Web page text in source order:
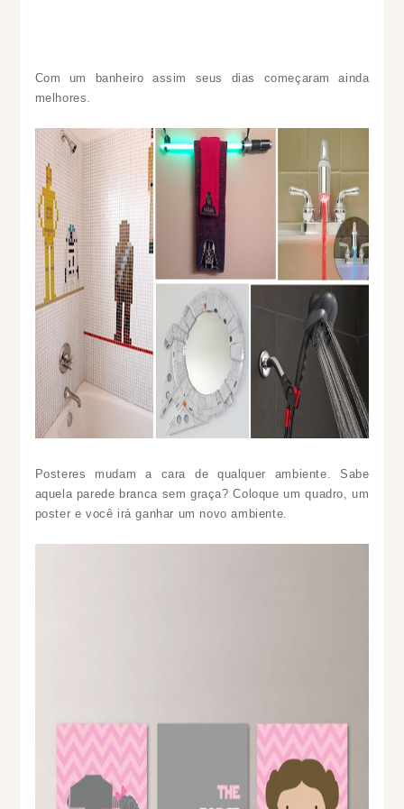
Com um banheiro assim seus dias começaram ainda
melhores.
Posteres mudam a cara de qualquer ambiente. Sabe
aquela parede branca sem graça? Coloque um quadro, um
poster e você irá ganhar um novo ambiente.